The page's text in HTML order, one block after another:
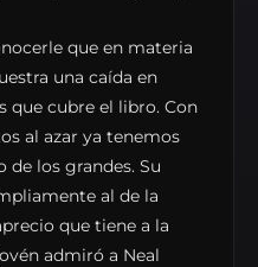
que en materia
una caída en
que cubre el libro. Con
al azar ya tenemos
de los grandes. Su
al de la
que tiene a la
admiró a Neal